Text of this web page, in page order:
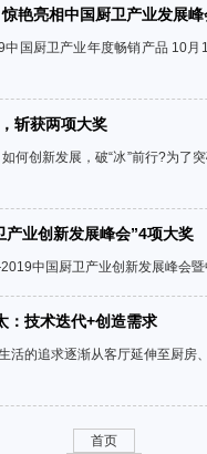
艳亮相中国厨卫产业发展峰
国厨卫产业年度畅销产品 10
斩获两项大奖
何创新发展，破“冰”前行?为了
业创新发展峰会”4项大奖
中国厨卫产业创新发展峰会
：技术迭代+创造需求
活的追求逐渐从客厅延伸至厨房
首页